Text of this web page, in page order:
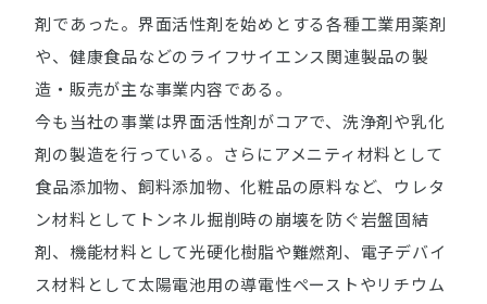
剤であった。界面活性剤を始めとする各種工業用薬剤
や、健康食品などのライフサイエンス関連製品の製
造・販売が主な事業内容である。
今も当社の事業は界面活性剤がコアで、洗浄剤や乳化
剤の製造を行っている。さらにアメニティ材料として
食品添加物、飼料添加物、化粧品の原料など、ウレタ
ン材料としてトンネル掘削時の崩壊を防ぐ岩盤固結
剤、機能材料として光硬化樹脂や難燃剤、電子デバイ
ス材料として太陽電池用の導電性ペーストやリチウム